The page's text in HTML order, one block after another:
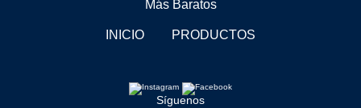
INICIO PRODUCTOS
Síguenos